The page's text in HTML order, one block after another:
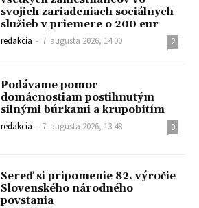
svojich zariadeniach sociálnych
služieb v priemere o 200 eur
redakcia - 7. augusta 2026, 14:00 2
Podávame pomoc
domácnostiam postihnutým
silnými búrkami a krupobitím
redakcia - 7. augusta 2026, 13:48 0
Sereď si pripomenie 82. výročie
Slovenského národného
povstania